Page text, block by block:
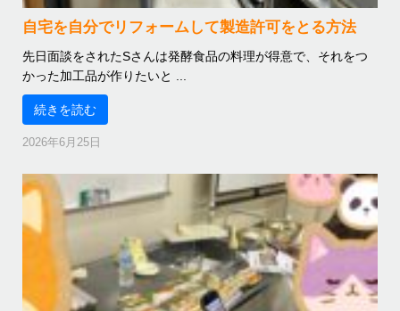
自宅を自分でリフォームして製造許可をとる方法
先日面談をされたSさんは発酵食品の料理が得意で、それをつ
かった加工品が作りたいと ...
続きを読む
2026年6月25日